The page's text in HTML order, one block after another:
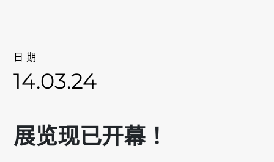
日期
14.03.24
展览现已开幕！